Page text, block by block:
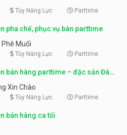
Tùy Năng Lực Parttime
pha chế, phục vụ bàn parttime
Phê Muối
Tùy Năng Lực Parttime
bán hàng parttime – đặc sản Đà
Xin Chào
Tùy Năng Lực Parttime
bán hàng ca tối